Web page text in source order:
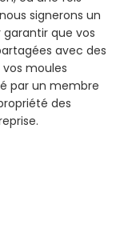
signerons un
que vos
avec des
vos moules
par un membre
des